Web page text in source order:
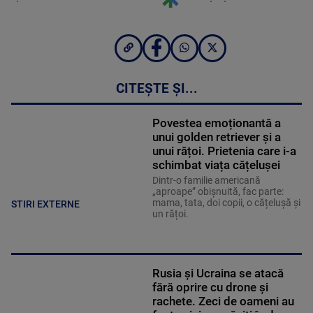
CITEȘTE ȘI...
STIRI EXTERNE
Povestea emoționantă a
unui golden retriever și a
unui rățoi. Prietenia care i-a
schimbat viața cățelușei
Dintr-o familie americană
„aproape” obișnuită, fac parte:
mama, tata, doi copii, o cățelușă și
un rățoi.
Rusia și Ucraina se atacă
fără oprire cu drone și
rachete. Zeci de oameni au